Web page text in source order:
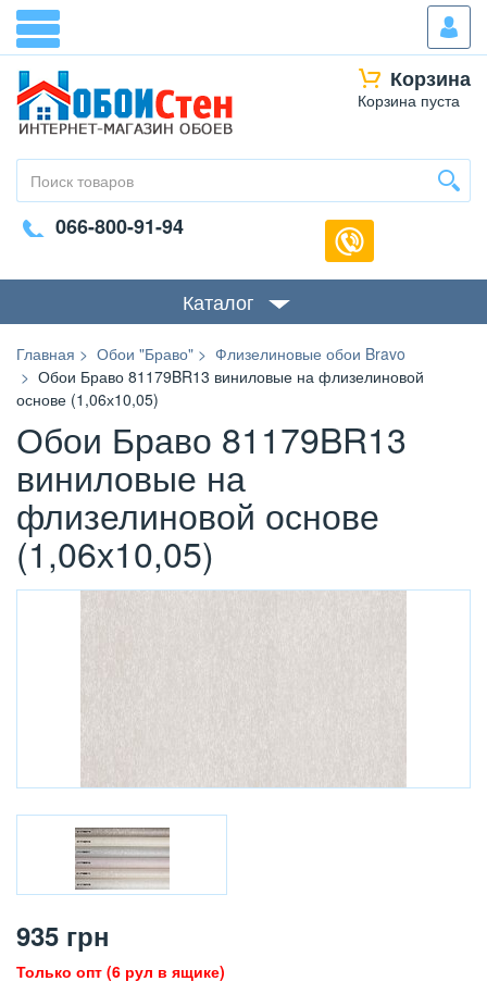
Корзина
Корзина пуста
066-800-91-94
Каталог
Главная Обои "Браво"
Флизелиновые обои Bravo
Обои Браво 81179BR13 виниловые на флизелиновой
основе (1,06х10,05)
Обои Браво 81179BR13
виниловые на
флизелиновой основе
(1,06х10,05)
935 грн
Только опт (6 рул в ящике)